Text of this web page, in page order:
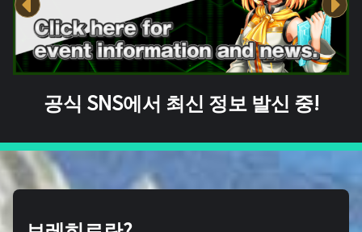
공식 SNS에서 최신 정보 발신 중!